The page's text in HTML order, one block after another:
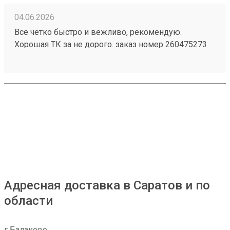
04.06.2026
Все четко быстро и вежливо, рекомендую.
Хорошая ТК за не дорого. заказ номер 260475273
Адресная доставка в Саратов и по
области